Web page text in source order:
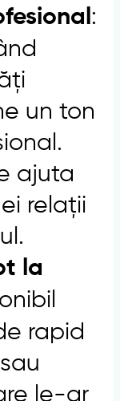
:
un ton
ajuta
relații
la
rapid
le-ar